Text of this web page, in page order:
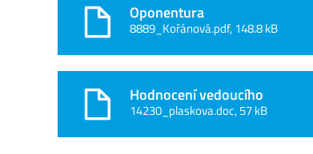
Oponentura
8889_Kořánová.pdf, 148.8 kB
Hodnocení vedoucího
14230_plaskova.doc, 57 kB